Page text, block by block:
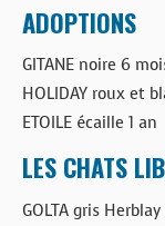
ACTUALITÉS
ADOPTER
NOUS AIDER
CONTACT
ADOPTIONS
GITANE noire 6
HOLIDAY roux et
ETOILE écaille 1 an
LES CHATS
GOLTA gris